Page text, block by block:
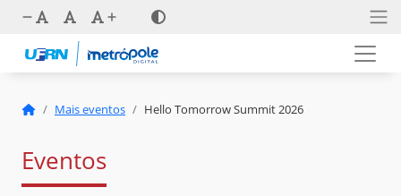
Mais eventos Hello Tomorrow Summit 2026
Eventos